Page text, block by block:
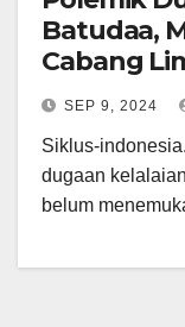
Batudaa,
Cabang
SEP 9, 2024
Siklus-
dugaan
belum